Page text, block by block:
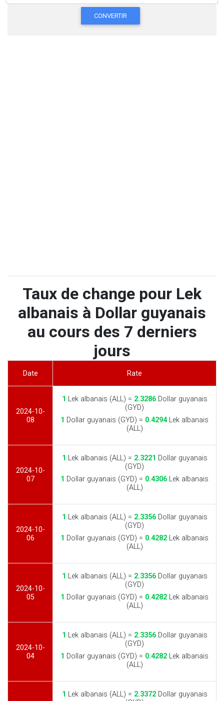
CONVERTIR
Taux de change pour Lek
albanais à Dollar guyanais
au cours des 7 derniers
jours
Date Rate
2024-10-
08
1 Lek albanais (ALL) = 2.3286Dollar guyanais
(GYD)
1 Dollar guyanais (GYD) = 0.4294Lek albanais
(ALL)
2024-10-
07
1 Lek albanais (ALL) = 2.3221 Dollar guyanais
(GYD)
1 Dollar guyanais (GYD) = 0.4306 Lek albanais
(ALL)
2024-10-
06
1 Lek albanais (ALL) = 2.3356Dollar guyanais
(GYD)
1 Dollar guyanais (GYD) = 0.4282 Lek albanais
(ALL)
2024-10-
05
1 Lek albanais (ALL) = 2.3356Dollar guyanais
(GYD)
1 Dollar guyanais (GYD) = 0.4282 Lek albanais
(ALL)
2024-10-
04
1 Lek albanais (ALL) = 2.3356Dollar guyanais
(GYD)
1 Dollar guyanais (GYD) = 0.4282 Lek albanais
(ALL)
1 Lek albanais (ALL) = 2.3372Dollar guyanais